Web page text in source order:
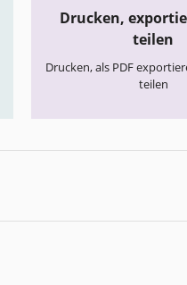
Drucken,
teilen
Drucken, als PDF
teilen